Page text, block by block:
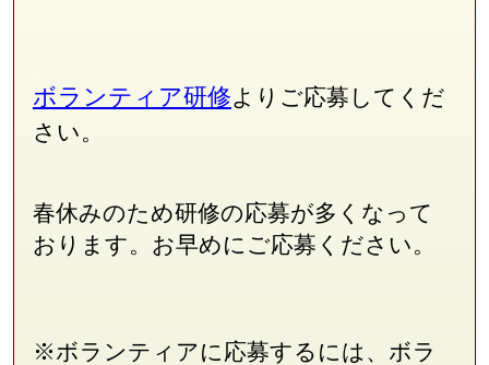
ボランティア研修よりご応募してくだ
さい。
春休みのため研修の応募が多くなって
おります。お早めにご応募ください。
※ボランティアに応募するには、ボラ